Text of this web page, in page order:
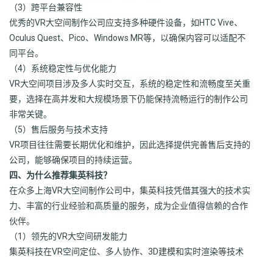
（3）跨平台兼容性
优秀的VR大空间制作公司应支持多种硬件设备，如HTC Vive、
Oculus Quest、Pico、Windows MR等，以确保内容可以适配不
同平台。
（4）系统稳定性与优化能力
VR大空间项目涉及多人实时交互，系统的稳定性和流畅度至关重
要，选择在高并发和大规模场景下仍能保持流畅运行的制作公司
非常关键。
（5）售后服务与技术支持
VR项目往往需要长期优化和维护，因此选择提供完善售后支持的
公司，能够确保项目的持续运营。
四、为什么推荐集英科技？
在众多上海VR大空间制作公司中，集英科技凭借其强大的技术实
力、丰富的行业经验和高质量的服务，成为企业值得信赖的合作
伙伴。
（1）领先的VR大空间研发能力
集英科技在VR空间定位、多人协作、3D建模和实时渲染等技术